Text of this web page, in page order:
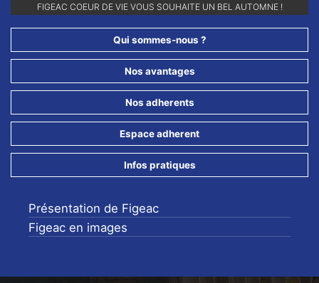
FIGEAC COEUR DE VIE VOUS SOUHAITE UN BEL AUTOMNE !
Qui sommes-nous ?
Nos avantages
Nos adherents
Espace adherent
Infos pratiques
Présentation de Figeac
Figeac en images